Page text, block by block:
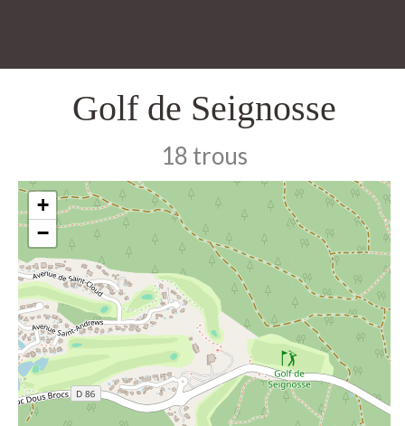
Golf de Seignosse
18 trous
+
−